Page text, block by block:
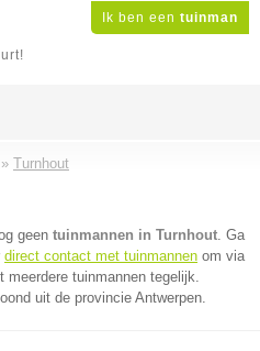
Ik ben een tuinman
» Turnhout
geen tuinmannen in Turnhout. Ga
direct contact met tuinmannen om via
tuinmannen tegelijk.
uit de provincie Antwerpen.